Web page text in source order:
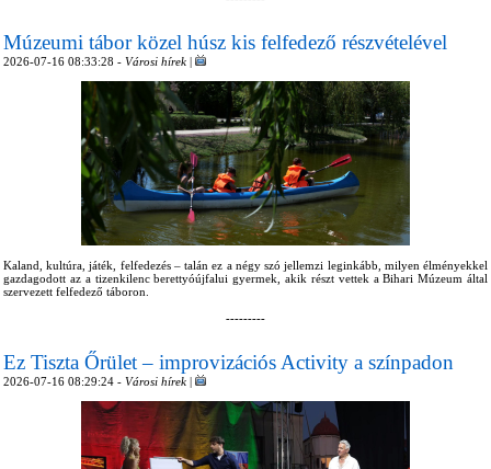
Múzeumi tábor közel húsz kis felfedező részvételével
2026-07-16 08:33:28 - Városi hírek |
Kaland, kultúra, játék, felfedezés – talán ez a négy szó jellemzi leginkább, milyen élményekkel
gazdagodott az a tizenkilenc berettyóújfalui gyermek, akik részt vettek a Bihari Múzeum által
szervezett felfedező táboron.
---------
Ez Tiszta Őrület – improvizációs Activity a színpadon
2026-07-16 08:29:24 - Városi hírek |